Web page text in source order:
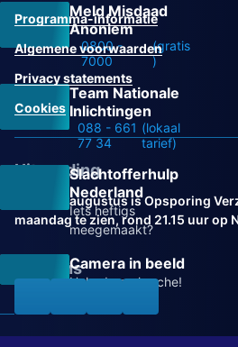
Meld Misdaad
Anoniem
0800 -
7000
(gratis
)
Team Nationale
Inlichtingen
088 - 661
77 34
(lokaal
tarief)
Slachtofferhulp
Nederland
Iets heftigs
meegemaakt?
Camera in beeld
Help de recherche!
Programma-informatie
Algemene voorwaarden
Privacy statements
Cookies
Uitzending
Vanaf 31 augustus is Opsporing
maandag te zien, rond 21.15 uur op
Volg ons